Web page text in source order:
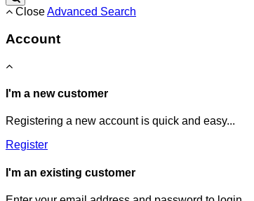
CloseAdvanced Search
Account
I'm a new customer
Registering a new account is quick and easy...
Register
I'm an existing customer